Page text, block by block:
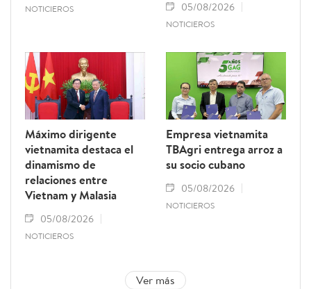
NOTICIEROS 05/08/2026
NOTICIEROS
Máximo dirigente
vietnamita destaca el
dinamismo de
relaciones entre
Vietnam y Malasia
05/08/2026
NOTICIEROS
Empresa vietnamita
TBAgri entrega arroz a
su socio cubano
05/08/2026
NOTICIEROS
Ver más